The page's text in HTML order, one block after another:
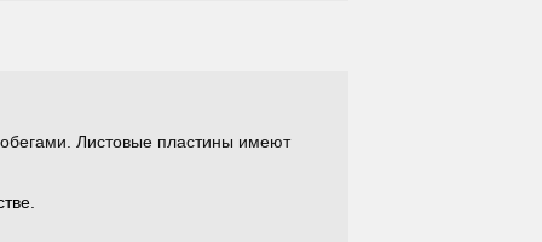
Листовые пластины имеют